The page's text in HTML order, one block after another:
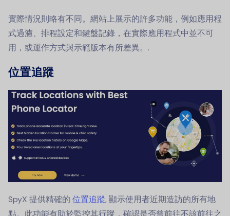
實際情況則略有不同。網站上展示的許多功能，例如應用程
式過濾、排程設定和鍵盤記錄，在實際應用程式中並不可
用，或運作方式與示範版本有所差異。.
位置追蹤
SpyX 提供精確的 位置追蹤, 顯示使用者近期造訪的所有地